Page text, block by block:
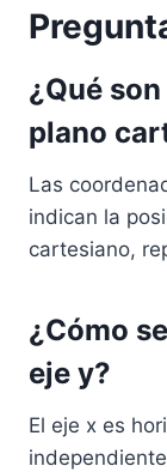
¿Qué
plano
Las
indican la
cartesiano,
¿Cómo
eje y?
El eje x es